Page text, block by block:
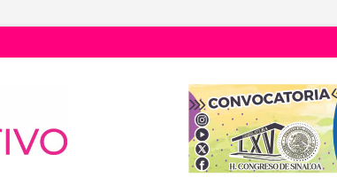
Núcleo Informativo
PORTAL DE NOTICIAS LOCALES DEL ESTADO